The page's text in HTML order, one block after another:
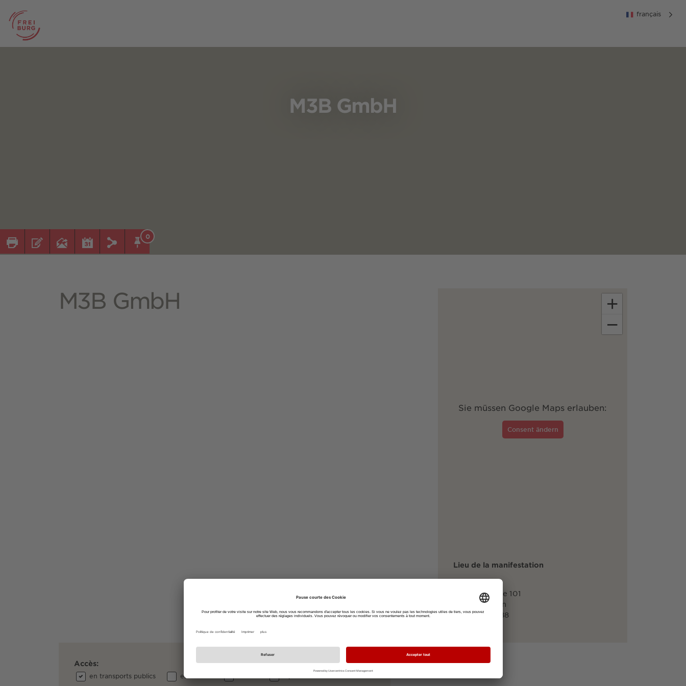
français
M3B GmbH
0
M3B GmbH
Sie müssen Google Maps erlauben:
Consent ändern
+
−
Lieu de la manifestation
Findorffstraße 101
28215 Bremen
0421 3505 588
Accès:
en transports publics en voiture